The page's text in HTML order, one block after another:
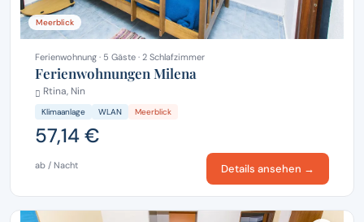
Meerblick
Ferienwohnung · 5 Gäste · 2 Schlafzimmer
Ferienwohnungen Milena
Rtina, Nin
Klimaanlage WLAN Meerblick
57,14 €
ab / Nacht Details ansehen →